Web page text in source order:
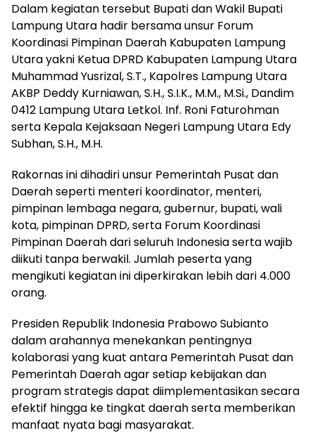
Dalam kegiatan tersebut Bupati dan Wakil Bupati
Lampung Utara hadir bersama unsur Forum
Koordinasi Pimpinan Daerah Kabupaten Lampung
Utara yakni Ketua DPRD Kabupaten Lampung Utara
Muhammad Yusrizal, S.T., Kapolres Lampung Utara
AKBP Deddy Kurniawan, S.H., S.I.K., M.M., M.Si., Dandim
0412 Lampung Utara Letkol. Inf. Roni Faturohman
serta Kepala Kejaksaan Negeri Lampung Utara Edy
Subhan, S.H., M.H.
Rakornas ini dihadiri unsur Pemerintah Pusat dan
Daerah seperti menteri koordinator, menteri,
pimpinan lembaga negara, gubernur, bupati, wali
kota, pimpinan DPRD, serta Forum Koordinasi
Pimpinan Daerah dari seluruh Indonesia serta wajib
diikuti tanpa berwakil. Jumlah peserta yang
mengikuti kegiatan ini diperkirakan lebih dari 4.000
orang.
Presiden Republik Indonesia Prabowo Subianto
dalam arahannya menekankan pentingnya
kolaborasi yang kuat antara Pemerintah Pusat dan
Pemerintah Daerah agar setiap kebijakan dan
program strategis dapat diimplementasikan secara
efektif hingga ke tingkat daerah serta memberikan
manfaat nyata bagi masyarakat.